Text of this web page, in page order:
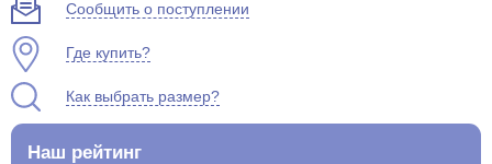
Сообщить о поступлении
Где купить?
Как выбрать размер?
Наш рейтинг